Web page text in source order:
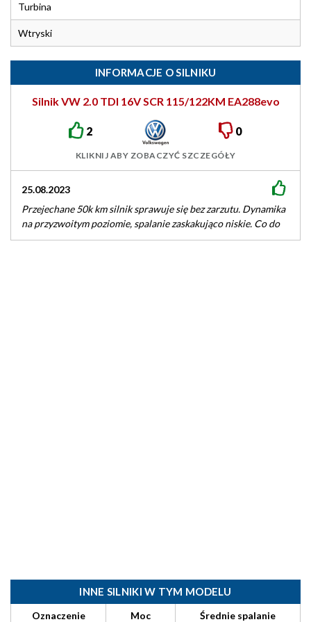
Turbina
Wtryski
INFORMACJE O SILNIKU
Silnik VW 2.0 TDI 16V SCR 115/122KM EA288evo
2 0
KLIKNIJ ABY ZOBACZYĆ SZCZEGÓŁY
25.08.2023
Przejechane 50k km silnik sprawuje się bez zarzutu. Dynamika
na przyzwoitym poziomie, spalanie zaskakująco niskie. Co do
trwałości to ciężko…
INNE SILNIKI W TYM MODELU
Oznaczenie Moc
Średnie spalanie